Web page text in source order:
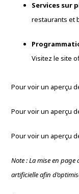
Services sur
restaurants et
Visitez le site
Pour voir un aperçu
Pour voir un aperçu
Pour voir un aperçu
Note : La mise en page
artificielle afin